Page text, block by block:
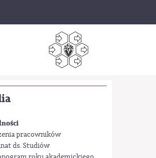
pracowników
ds. Studiów